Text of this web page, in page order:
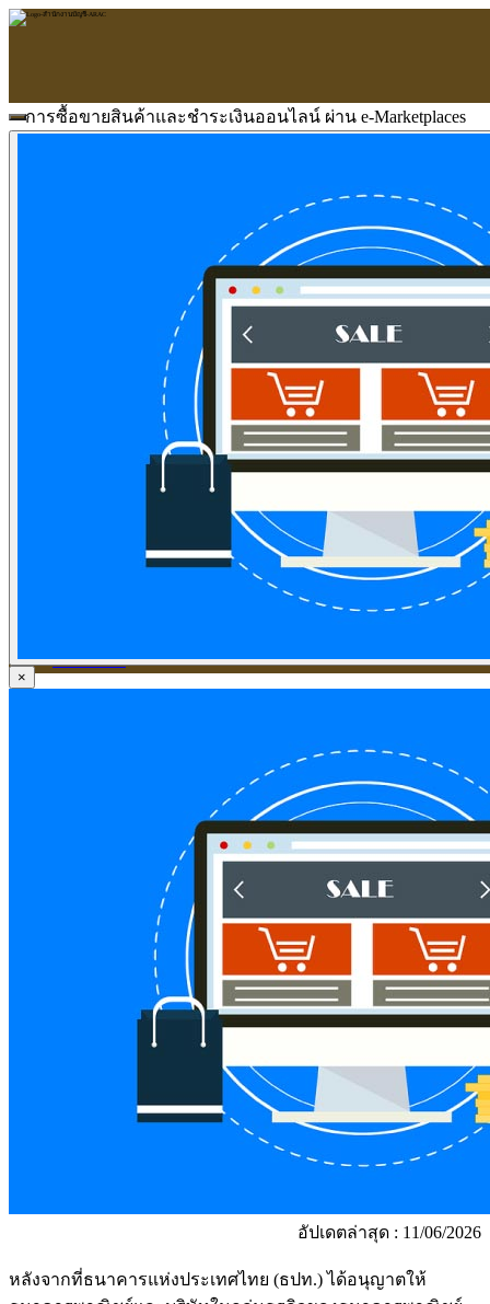
บริการด้านใบอนุญาต
รับจัดทำบัญชี
ตรวจสอบบัญชี
บริการวางระบบบัญชี
ที่ปรึกษาวางแผนภาษีอากร
จัดทำเงินเดือน
จดทะเบียนธุรกิจ
บริการ E-Filing
ข่าวบัญชี
ข่าวธุรกิจ
ติดต่อเรา
การซื้อขายสินค้าและชำระเงินออนไลน์ ผ่าน e-Marketplaces
×
อัปเดตล่าสุด : 11/06/2026
หลังจากที่ธนาคารแห่งประเทศไทย (ธปท.) ได้อนุญาตให้